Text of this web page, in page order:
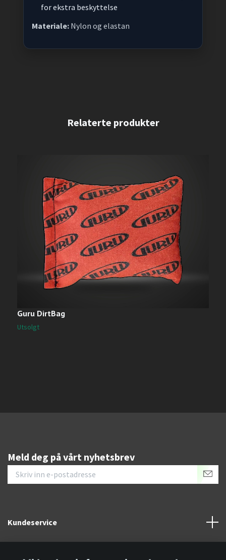
for ekstra beskyttelse
Materiale: Nylon og elastan
Guru DirtBag
Utsolgt
Meld deg på vårt nyhetsbrev
Kundeservice